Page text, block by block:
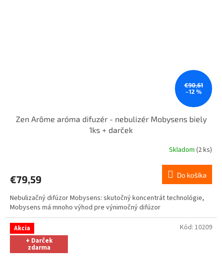
€90,61
–12 %
Zen Arôme aróma difuzér - nebulizér Mobysens biely
1ks + darček
Skladom (2 ks)
€79,59 Do košíka
Nebulizačný difúzor Mobysens: skutočný koncentrát technológie,
Mobysens má mnoho výhod pre výnimočný difúzor
Akcia
+ Darček
zdarma
Kód: 10209